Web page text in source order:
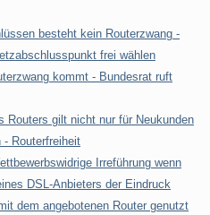
besteht kein Routerzwang -
frei wählen
kommt - Bundesrat ruft
Routers gilt nicht nur für Neukunden
- Routerfreiheit
Irreführung wenn
DSL-Anbieters der Eindruck
dem angebotenen Router genutzt